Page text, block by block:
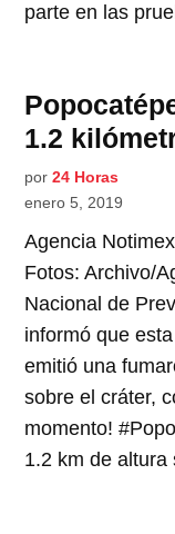
parte en las
1.2
por 24 Horas
enero 5, 2019
Agencia
Fotos: Archivo/
Nacional de
informó que
emitió una
sobre el cráter,
momento!
1.2 km de